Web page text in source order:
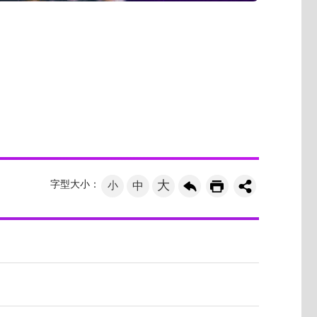
字型大小： 小 中 大